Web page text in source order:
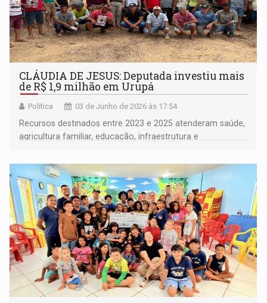
CLÁUDIA DE JESUS: Deputada investiu mais
de R$ 1,9 milhão em Urupá
Política 03 de Junho de 2026 às 17:54
Recursos destinados entre 2023 e 2025 atenderam saúde,
agricultura familiar, educação, infraestrutura e